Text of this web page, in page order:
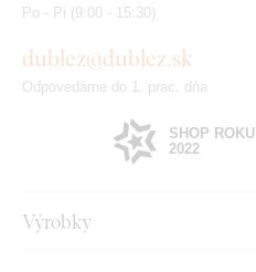
Výrobky
Po - Pi (9:00 - 15:30)
dublez@dublez.sk
Odpovedáme do 1. prac. dňa
SHOP ROKU
2022